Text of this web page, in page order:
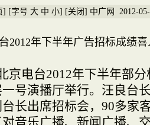
] [字号 大 中 小] [关闭 ] 中广网 2012-
2012年下半年广告招标成绩喜
京电台2012年下半年部
号演播厅举行。汪良台
长出席招标会， 90多家
音乐广播、新闻广播、